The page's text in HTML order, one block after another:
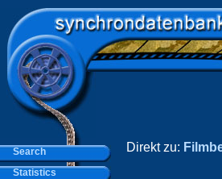
Direkt zu:
Search
Statistics